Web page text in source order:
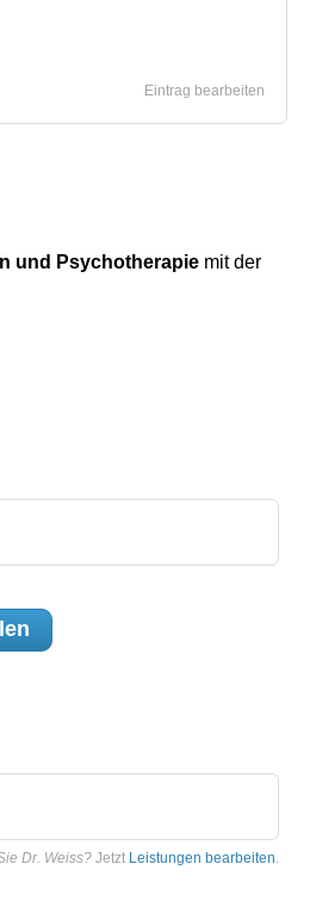
Eintrag bearbeiten
und Psychotherapie mit der
Dr. Weiss? Jetzt Leistungen bearbeiten.